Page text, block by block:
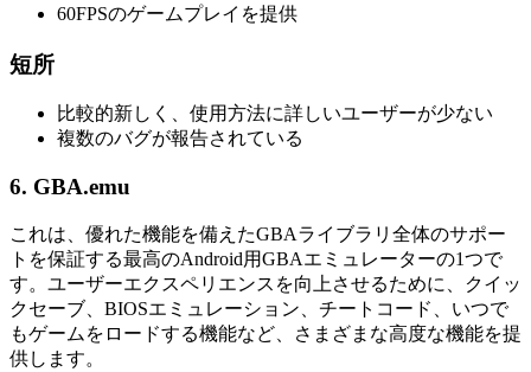
60FPSのゲームプレイを提供
短所
比較的新しく、使用方法に詳しいユーザーが少ない
複数のバグが報告されている
6. GBA.emu
これは、優れた機能を備えたGBAライブラリ全体のサポー
トを保証する最高のAndroid用GBAエミュレーターの1つで
す。ユーザーエクスペリエンスを向上させるために、クイッ
クセーブ、BIOSエミュレーション、チートコード、いつで
もゲームをロードする機能など、さまざまな高度な機能を提
供します。